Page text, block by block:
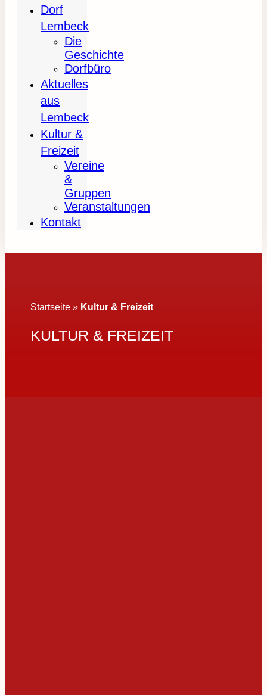
Dorf
Lembeck
Die
Geschichte
Dorfbüro
Aktuelles
aus
Lembeck
Kultur &
Freizeit
Vereine
&
Gruppen
Veranstaltungen
Kontakt
Startseite » Kultur & Freizeit
KULTUR & FREIZEIT